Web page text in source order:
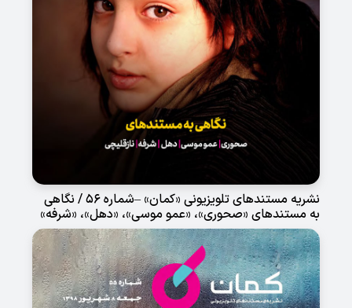
نشریه مستندهای تلویزیونی «کمان» –شماره 56 / نگاهی
به مستندهای «صحوری»، «عمو موسی»، «دهل»، «شرفه»
و «نازقلیچی»